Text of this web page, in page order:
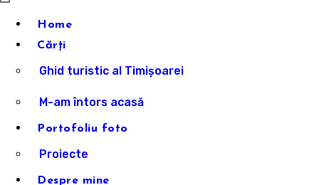
Home
Cărți
Ghid turistic al Timișoarei
M-am întors acasă
Portofoliu foto
Proiecte
Despre mine